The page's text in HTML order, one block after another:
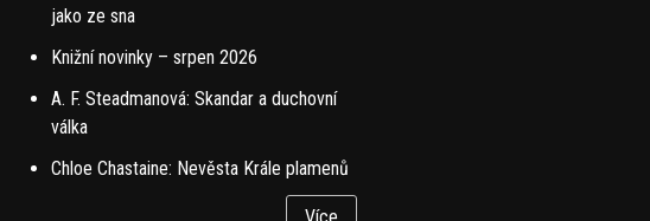
jako ze sna
Knižní novinky – srpen 2026
A. F. Steadmanová: Skandar a duchovní
válka
Chloe Chastaine: Nevěsta Krále plamenů